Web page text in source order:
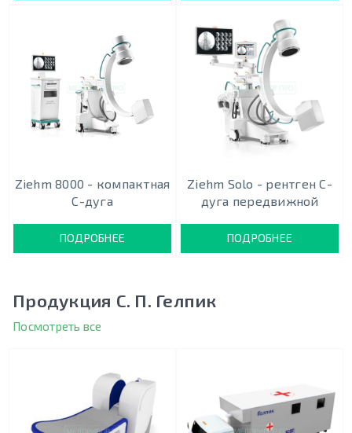
Ziehm 8000 - компактная
С-дуга
ПОДРОБНЕЕ
Ziehm Solo - рентген С-
дуга передвижной
ПОДРОБНЕЕ
Продукция С. П. Гелпик
Посмотреть все